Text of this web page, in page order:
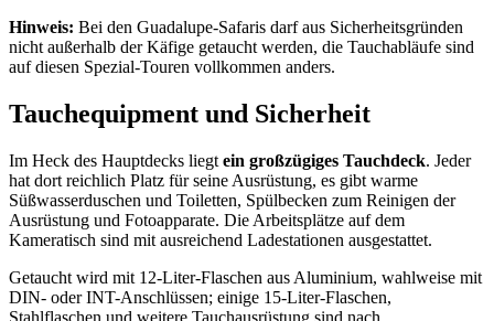
Hinweis: Bei den Guadalupe-Safaris darf aus Sicherheitsgründen
nicht außerhalb der Käfige getaucht werden, die Tauchabläufe sind
auf diesen Spezial-Touren vollkommen anders.
Tauchequipment und Sicherheit
Im Heck des Hauptdecks liegt ein großzügiges Tauchdeck. Jeder
hat dort reichlich Platz für seine Ausrüstung, es gibt warme
Süßwasserduschen und Toiletten, Spülbecken zum Reinigen der
Ausrüstung und Fotoapparate. Die Arbeitsplätze auf dem
Kameratisch sind mit ausreichend Ladestationen ausgestattet.
Getaucht wird mit 12-Liter-Flaschen aus Aluminium, wahlweise mit
DIN- oder INT-Anschlüssen; einige 15-Liter-Flaschen,
Stahlflaschen und weitere Tauchausrüstung sind nach